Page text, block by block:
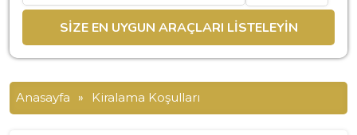
Anasayfa » Kiralama Koşulları